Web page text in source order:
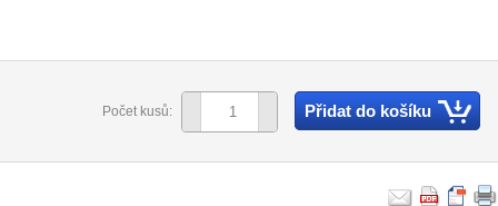
Počet kusů: Přidat do košíku